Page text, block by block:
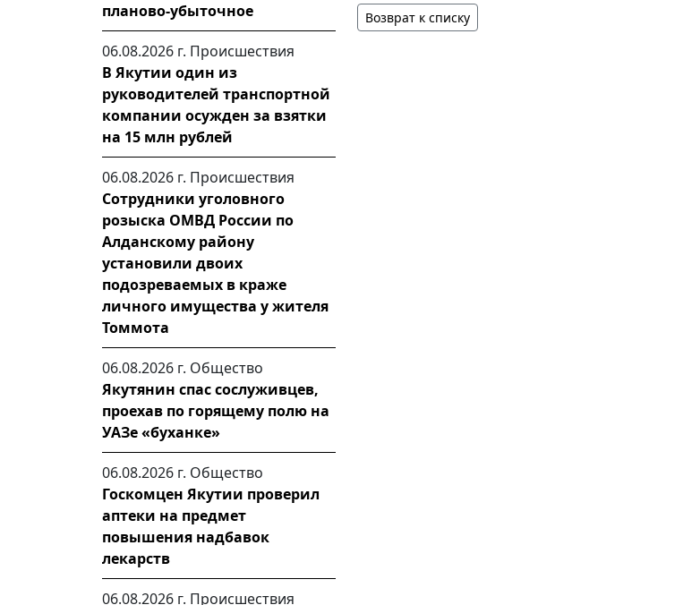
планово-убыточное
06.08.2026 г. Происшествия
В Якутии один из
руководителей транспортной
компании осужден за взятки
на 15 млн рублей
06.08.2026 г. Происшествия
Сотрудники уголовного
розыска ОМВД России по
Алданскому району
установили двоих
подозреваемых в краже
личного имущества у жителя
Томмота
06.08.2026 г. Общество
Якутянин спас сослуживцев,
проехав по горящему полю на
УАЗе «буханке»
06.08.2026 г. Общество
Госкомцен Якутии проверил
аптеки на предмет
повышения надбавок
лекарств
06.08.2026 г. Происшествия
Возврат к списку